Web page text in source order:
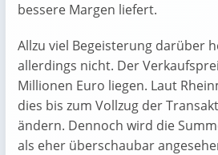
bessere Margen liefert.
Allzu viel Begeisterung darüber
allerdings nicht. Der
Millionen Euro liegen. Laut
dies bis zum Vollzug der
ändern. Dennoch wird die
als eher überschaubar